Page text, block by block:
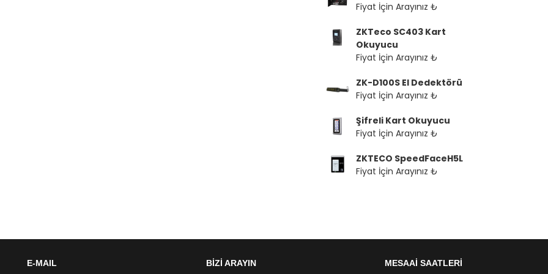
Fiyat İçin Arayınız ₺
ZKTeco SC403 Kart
Okuyucu
Fiyat İçin Arayınız ₺
ZK-D100S El Dedektörü
Fiyat İçin Arayınız ₺
Şifreli Kart Okuyucu
Fiyat İçin Arayınız ₺
ZKTECO SpeedFaceH5L
Fiyat İçin Arayınız ₺
E-MAIL BİZİ ARAYIN MESAAİ SAATLERİ